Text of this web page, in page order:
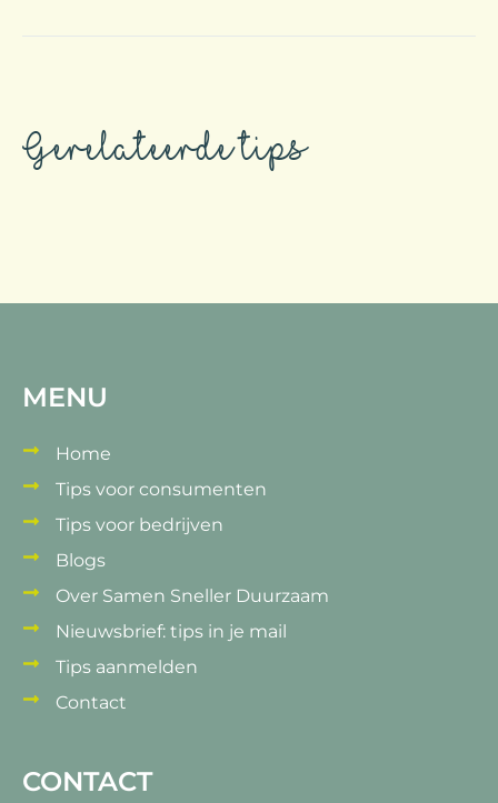
Gerelateerde tips
MENU
Home
Tips voor consumenten
Tips voor bedrijven
Blogs
Over Samen Sneller Duurzaam
Nieuwsbrief: tips in je mail
Tips aanmelden
Contact
CONTACT